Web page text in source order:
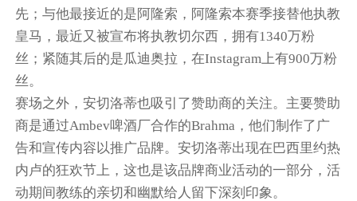
先；与他最接近的是阿隆索，阿隆索本赛季接替他执教
皇马，最近又被宣布将执教切尔西，拥有1340万粉
丝；紧随其后的是瓜迪奥拉，在Instagram上有900万粉
丝。
赛场之外，安切洛蒂也吸引了赞助商的关注。主要赞助
商是通过Ambev啤酒厂合作的Brahma，他们制作了广
告和宣传内容以推广品牌。安切洛蒂出现在巴西里约热
内卢的狂欢节上，这也是该品牌商业活动的一部分，活
动期间教练的亲切和幽默给人留下深刻印象。